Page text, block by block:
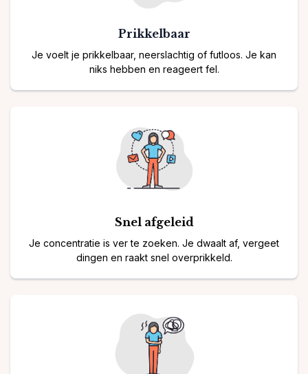
Prikkelbaar
Je voelt je prikkelbaar, neerslachtig of futloos. Je kan
niks hebben en reageert fel.
Snel afgeleid
Je concentratie is ver te zoeken. Je dwaalt af, vergeet
dingen en raakt snel overprikkeld.